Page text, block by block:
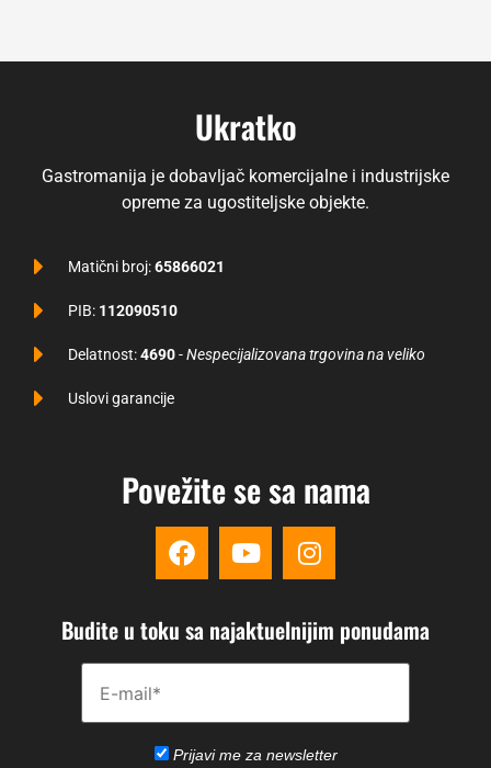
Ukratko
Gastromanija je dobavljač komercijalne i industrijske
opreme za ugostiteljske objekte.
Matični broj:65866021
PIB: 112090510
Delatnost:4690-Nespecijalizovana trgovina na veliko
Uslovi garancije
Povežite se sa nama
Budite u toku sa najaktuelnijim ponudama
Please disregard this field.
Prijavi me za newsletter